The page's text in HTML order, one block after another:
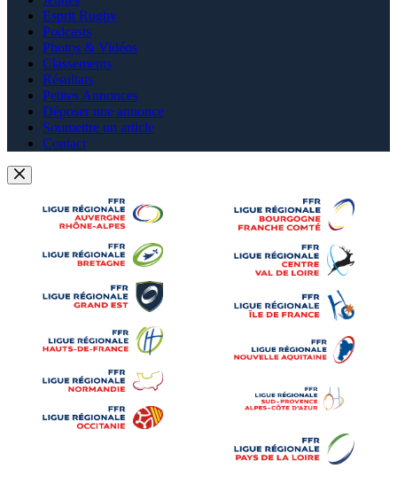
Esprit Rugby
Podcasts
Photos & Vidéos
Classements
Résultats
Petites Annonces
Déposer une annonce
Soumettre un article
Contact